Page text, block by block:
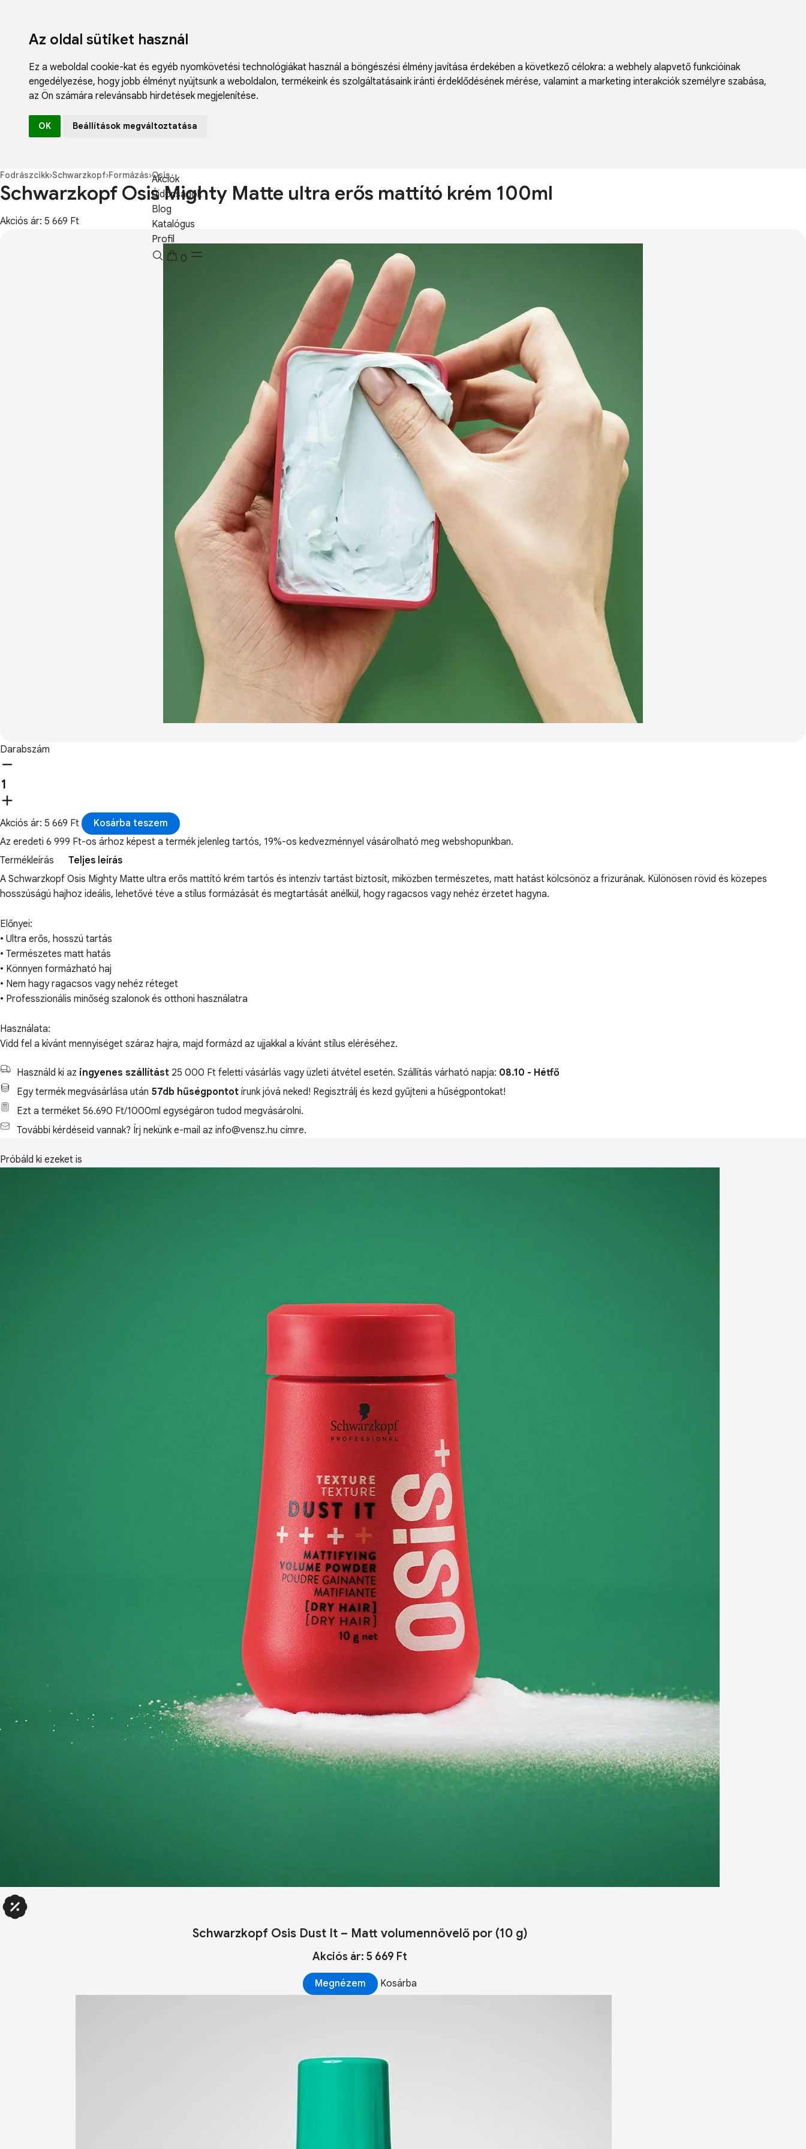
Az oldal sütiket használ
Ez a weboldal cookie-kat és egyéb nyomkövetési technológiákat használ a böngészési élmény javítása érdekében a következő célokra: a webhely alapvető funkcióinak
engedélyezése, hogy jobb élményt nyújtsunk a weboldalon, termékeink és szolgáltatásaink iránti érdeklődésének mérése, valamint a marketing interakciók személyre szabása,
az Ön számára relevánsabb hirdetések megjelenítése.
OK Beállítások megváltoztatása
Fodrászcikk
Akciók
Újdonságok
Blog
Katalógus
Profil
0
Fodrászcikk›Schwarzkopf›Formázás›Osis
Schwarzkopf Osis Mighty Matte ultra erős mattító krém 100ml
Akciós ár: 5 669 Ft
Darabszám
Akciós ár: 5 669 Ft
Kosárba teszem
Az eredeti 6 999 Ft-os árhoz képest a termék jelenleg tartós, 19%-os kedvezménnyel vásárolható meg webshopunkban.
Termékleírás
Teljes leírás
A Schwarzkopf Osis Mighty Matte ultra erős mattító krém tartós és intenzív tartást biztosít, miközben természetes, matt hatást kölcsönöz a frizurának. Különösen rövid és közepes
hosszúságú hajhoz ideális, lehetővé téve a stílus formázását és megtartását anélkül, hogy ragacsos vagy nehéz érzetet hagyna.
Előnyei:
• Ultra erős, hosszú tartás
• Természetes matt hatás
• Könnyen formázható haj
• Nem hagy ragacsos vagy nehéz réteget
• Professzionális minőség szalonok és otthoni használatra
Használata:
Vidd fel a kívánt mennyiséget száraz hajra, majd formázd az ujjakkal a kívánt stílus eléréséhez.
Használd ki az ingyenes szállítást 25 000 Ft feletti vásárlás vagy üzleti átvétel esetén. Szállítás várható napja: 08.10 - Hétfő
Egy termék megvásárlása után 57db hűségpontot írunk jóvá neked! Regisztrálj és kezd gyűjteni a hűségpontokat!
Ezt a terméket 56.690 Ft/1000ml egységáron tudod megvásárolni.
További kérdéseid vannak? Írj nekünk e-mail az info@vensz.hu címre.
Próbáld ki ezeket is
Schwarzkopf Osis Dust It – Matt volumennövelő por (10 g)
Akciós ár: 5 669 Ft
Megnézem Kosárba